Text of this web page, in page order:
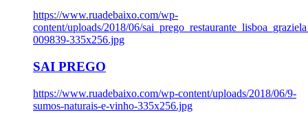
https://www.ruadebaixo.com/wp-
content/uploads/2018/06/
009839-335x256.jpg
SAI PREGO
https://www.ruadebaixo.com/wp-content/uploads/2018/06/9-
sumos-naturais-e-vinho-335x256.jpg